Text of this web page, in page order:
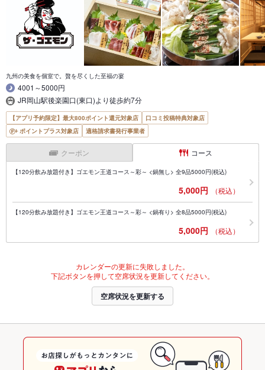
九州の美食を個室で。贅を尽くした至福の宴
4001～5000円
JR岡山駅後楽園口(東口)より徒歩約7分
【アプリ予約限定】最大800ポイント還元対象店
口コミ投稿特典対象店
ポイントプラス対象店
適格請求書発行事業者
クーポン コース
【120分飲み放題付き】ゴエモン王道コース～彩～ <鍋無し> 全9品5000円(税込)
5,000円 （税込）
【120分飲み放題付き】ゴエモン王道コース～彩～ <鍋有り> 全8品5000円(税込)
5,000円 （税込）
カレンダーの更新に失敗しました。
下記ボタンを押して空席状況を更新してください。
空席状況を更新する